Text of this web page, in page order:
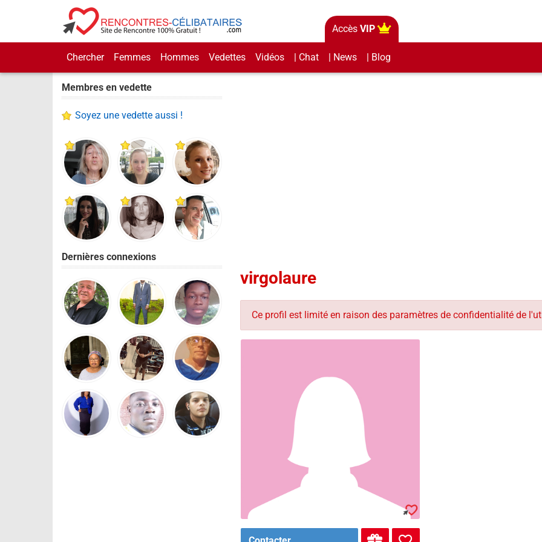
Accès VIP
Chercher Femmes Hommes Vedettes Vidéos | Chat | News | Blog
Membres en vedette
Soyez une vedette aussi !
Dernières connexions
virgolaure
Ce profil est limité en raison des paramètres de confidentialité de